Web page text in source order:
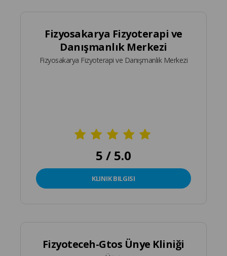
Fizyosakarya Fizyoterapi ve
Danışmanlık Merkezi
Fizyosakarya Fizyoterapi ve Danışmanlık Merkezi
5 / 5.0
KLINIK BILGISI
Fizyoteceh-Gtos Ünye Kliniği